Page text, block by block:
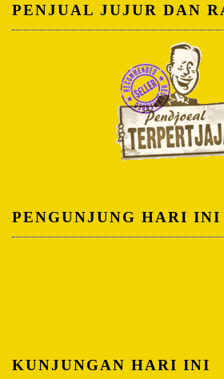
PENJUAL JUJUR DAN
PENGUNJUNG HARI INI
KUNJUNGAN HARI INI